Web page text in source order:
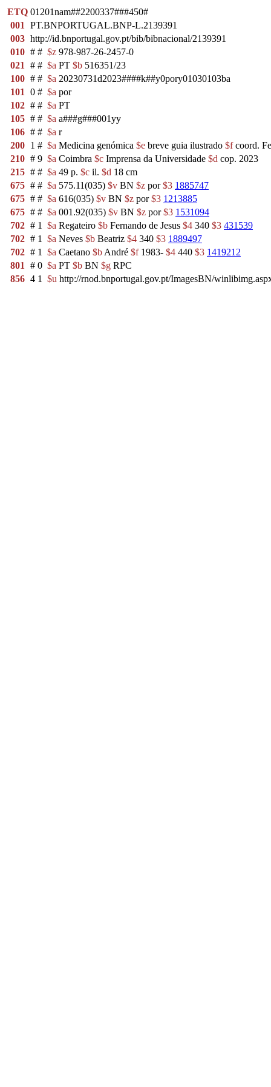
ETQ 01201nam##2200337###450#
001
PT.BNPORTUGAL.BNP-L.2139391
003 http://id.bnportugal.gov.pt/bib/bibnacional/2139391
010 # # $z 978-987-26-2457-0
021
# # $a PT $b 516351/23
100 # # $a 20230731d2023####k##y0pory01030103ba
101
0 # $a por
102 # # $a PT
105 # # $a a###g###001yy
106 # # $a r
200
1 # $a Medicina genómica $e breve guia ilustrado $fcoord.
210 # 9 $a Coimbra $c Imprensa da Universidade $d cop. 2023
215 # # $a 49 p. $c il. $d 18 cm
675 # # $a 575.11(035) $v BN $z por$3 1885747
675 # # $a 616(035) $v BN $z por$3 1213885
675 # # $a 001.92(035) $v BN $z por$3 1531094
702 # 1 $a Regateiro $b Fernando de Jesus $4 340 $3 431539
702 # 1 $a Neves $b Beatriz $4 340 $3 1889497
702 # 1 $a Caetano $b André $f1983- $4 440 $3 1419212
801
# 0 $a PT $b BN $g RPC
856 4 1 $u http://rnod.bnportugal.gov.pt/ImagesBN/